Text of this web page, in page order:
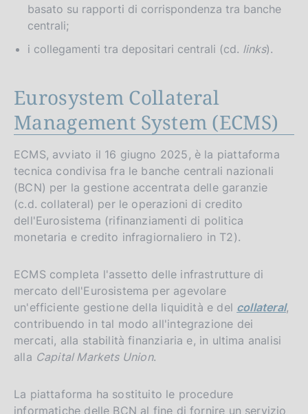
basato su rapporti di corrispondenza tra banche
centrali;
i collegamenti tra depositari centrali (cd. links).
Eurosystem Collateral
Management System (ECMS)
ECMS, avviato il 16 giugno 2025, è la piattaforma
tecnica condivisa fra le banche centrali nazionali
(BCN) per la gestione accentrata delle garanzie
(c.d. collateral) per le operazioni di credito
dell'Eurosistema (rifinanziamenti di politica
monetaria e credito infragiornaliero in T2).
ECMS completa l'assetto delle infrastrutture di
mercato dell'Eurosistema per agevolare
un'efficiente gestione della liquidità e del collateral,
contribuendo in tal modo all'integrazione dei
mercati, alla stabilità finanziaria e, in ultima analisi
alla Capital Markets Union.
La piattaforma ha sostituito le procedure
informatiche delle BCN al fine di fornire un servizio